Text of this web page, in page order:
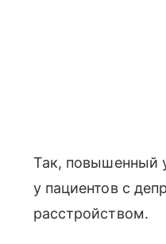
Так, повышенный
у пациентов с
расстройством.